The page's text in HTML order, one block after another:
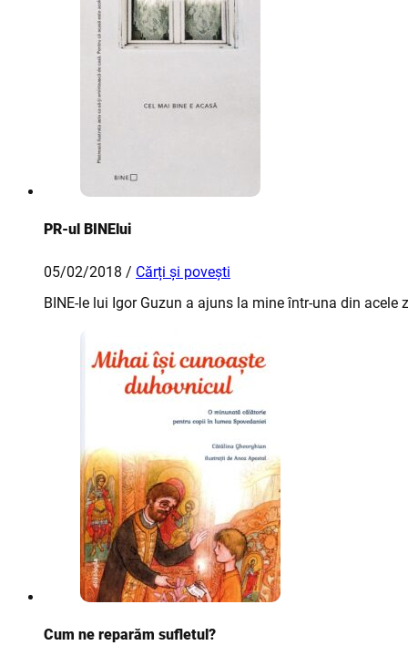
PR-ul BINElui
05/02/2018 / Cărți și povești
BINE-le lui Igor Guzun a ajuns la mine într-una din
Cum ne reparăm sufletul?